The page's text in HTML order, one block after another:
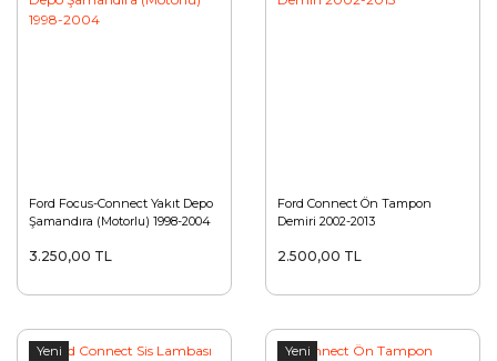
Ford Focus-Connect Yakıt Depo
Şamandıra (Motorlu) 1998-2004
3.250,00 TL
Ford Connect Ön Tampon
Demiri 2002-2013
2.500,00 TL
Yeni Yeni